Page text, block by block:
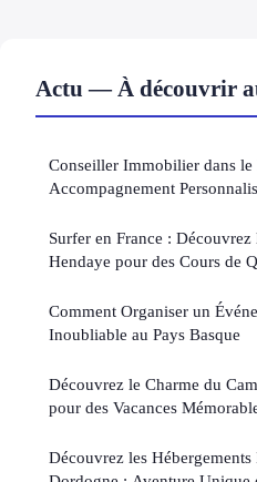
Actu — À découvrir
Conseiller Immobilier dans le
Accompagnement
Surfer en France :
Hendaye pour des Cours de
Comment Organiser un
Inoubliable au Pays Basque
Découvrez le Charme du
pour des Vacances
Découvrez les